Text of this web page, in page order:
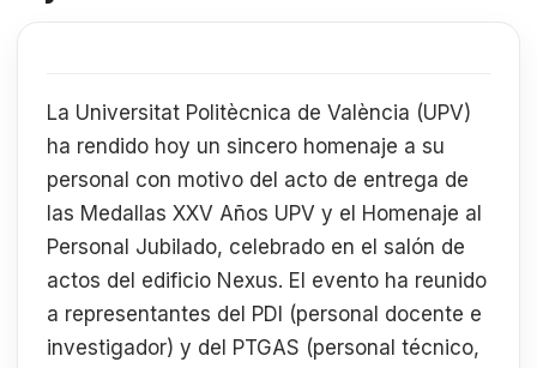
La Universitat Politècnica de València (UPV)
ha rendido hoy un sincero homenaje a su
personal con motivo del acto de entrega de
las Medallas XXV Años UPV y el Homenaje al
Personal Jubilado, celebrado en el salón de
actos del edificio Nexus. El evento ha reunido
a representantes del PDI (personal docente e
investigador) y del PTGAS (personal técnico,